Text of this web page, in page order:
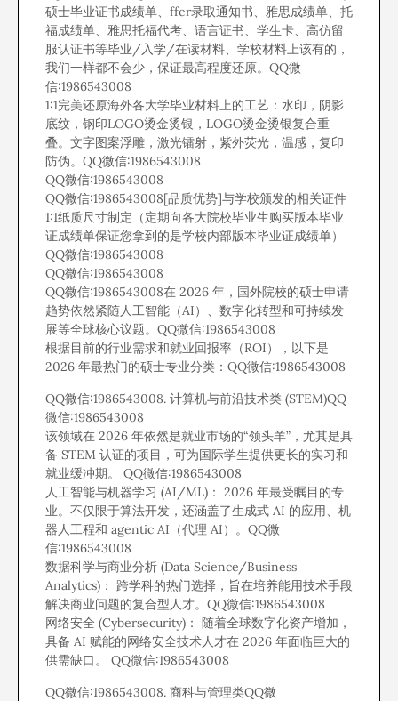
硕士毕业证书成绩单、ffer录取通知书、雅思成绩单、托
福成绩单、雅思托福代考、语言证书、学生卡、高仿留
服认证书等毕业/入学/在读材料、学校材料上该有的，
我们一样都不会少，保证最高程度还原。QQ微
信:1986543008
1:1完美还原海外各大学毕业材料上的工艺：水印，阴影
底纹，钢印LOGO烫金烫银，LOGO烫金烫银复合重
叠。文字图案浮雕，激光镭射，紫外荧光，温感，复印
防伪。QQ微信:1986543008
QQ微信:1986543008
QQ微信:1986543008[品质优势]与学校颁发的相关证件
1:1纸质尺寸制定（定期向各大院校毕业生购买版本毕业
证成绩单保证您拿到的是学校内部版本毕业证成绩单）
QQ微信:1986543008
QQ微信:1986543008
QQ微信:1986543008在 2026 年，国外院校的硕士申请
趋势依然紧随人工智能（AI）、数字化转型和可持续发
展等全球核心议题。QQ微信:1986543008
根据目前的行业需求和就业回报率（ROI），以下是
2026 年最热门的硕士专业分类：QQ微信:1986543008
QQ微信:1986543008. 计算机与前沿技术类 (STEM)QQ
微信:1986543008
该领域在 2026 年依然是就业市场的“领头羊”，尤其是具
备 STEM 认证的项目，可为国际学生提供更长的实习和
就业缓冲期。 QQ微信:1986543008
人工智能与机器学习 (AI/ML)： 2026 年最受瞩目的专
业。不仅限于算法开发，还涵盖了生成式 AI 的应用、机
器人工程和 agentic AI（代理 AI）。QQ微
信:1986543008
数据科学与商业分析 (Data Science/Business
Analytics)： 跨学科的热门选择，旨在培养能用技术手段
解决商业问题的复合型人才。QQ微信:1986543008
网络安全 (Cybersecurity)： 随着全球数字化资产增加，
具备 AI 赋能的网络安全技术人才在 2026 年面临巨大的
供需缺口。 QQ微信:1986543008
QQ微信:1986543008. 商科与管理类QQ微